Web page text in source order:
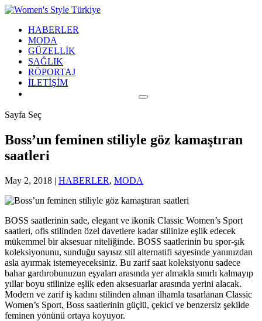
HABERLER
MODA
GÜZELLİK
SAĞLIK
RÖPORTAJ
İLETİŞİM
Sayfa Seç
Boss’un feminen stiliyle göz kamaştıran
saatleri
May 2, 2018 | HABERLER, MODA
BOSS saatlerinin sade, elegant ve ikonik Classic Women’s Sport
saatleri, ofis stilinden özel davetlere kadar stilinize eşlik edecek
mükemmel bir aksesuar niteliğinde. BOSS saatlerinin bu spor-şık
koleksiyonunu, sunduğu sayısız stil alternatifi sayesinde yanınızdan
asla ayırmak istemeyeceksiniz. Bu zarif saat koleksiyonu sadece
bahar gardırobunuzun eşyaları arasında yer almakla sınırlı kalmayıp
yıllar boyu stilinize eşlik eden aksesuarlar arasında yerini alacak.
Modern ve zarif iş kadını stilinden alınan ilhamla tasarlanan Classic
Women’s Sport, Boss saatlerinin güçlü, çekici ve benzersiz şekilde
feminen yönünü ortaya koyuyor.